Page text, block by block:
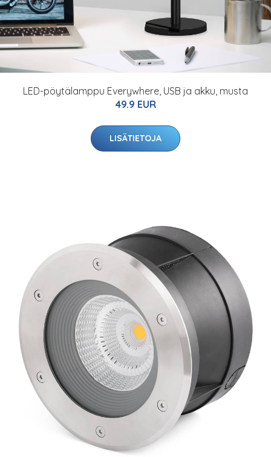
LED-pöytälamppu Everywhere, USB ja akku, musta
49.9 EUR
LISÄTIETOJA